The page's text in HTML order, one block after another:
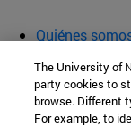
Quiénes
Aula abierta
Cátedra de
The University of
party cookies to
browse. Different
For example, to